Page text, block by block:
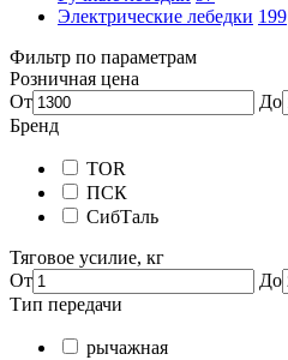
Электрические лебедки 199
Фильтр по параметрам
Розничная цена
От
До
Бренд
TOR
ПСК
СибТаль
Тяговое усилие, кг
От
До
Тип передачи
рычажная